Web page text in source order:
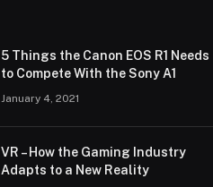
5 Things the Canon EOS R1 Needs
to Compete With the Sony A1
January 4, 2021
VR – How the Gaming Industry
Adapts to a New Reality